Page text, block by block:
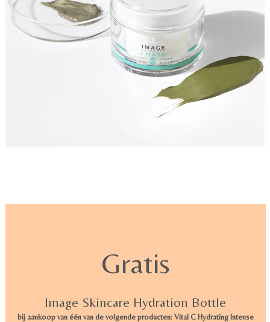
Gratis
Image Skincare Hydration Bottle
bij aankoop van één van de volgende producten: Vital C Hydrating Intense